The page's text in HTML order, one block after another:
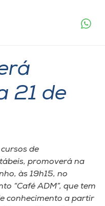
21 de
de
promoverá na
às 19h15, no
“Café ADM”, que tem
conhecimento a partir